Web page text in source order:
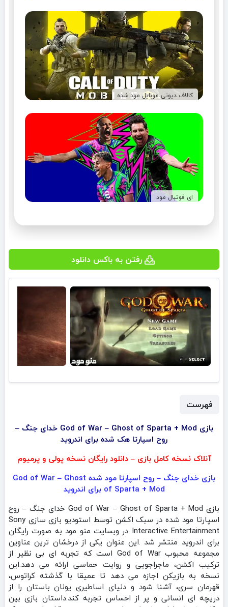
کالاف دیوتی موبایل مود شده
ای فوتبال مود
رفتن به باکس دانلود
فهرست
بازی God of War – Ghost of Sparta + Mod خدای جنگ –
روح اسپارتا هک شده برای اندروید
آنلاک نسخه کامل بازی – دانلود رایگان نسخه پولی و پرمیوم
بازی خدای جنگ – روح اسپارتا مود شده God of War – Ghost
of Sparta + Mod برای اندروید
بازی God of War – Ghost of Sparta + Mod خدای جنگ – روح
اسپارتا مود شده در سبک اکشن توسط استودیو بازی سازی Sony
Interactive Entertainment در وبسایت منو مود به صورت رایگان
برای اندروید منتشر شد .این عنوان یکی از درخشان‌ ترین عناوین
مجموعه محبوب God of War است که تجربه‌ ای بی‌ نظیر از
ترکیب اکشن، ماجراجویی و روایت حماسی ارائه می‌ دهد.این
نسخه به بازیکن اجازه می‌ دهد تا عمیقا با گذشته کراتوس،
قهرمان سری، آشنا شود و دنیای اساطیری یونان باستان را از
دریچه‌ ای انسانی و پر از احساس تجربه کند.داستان بازی بین